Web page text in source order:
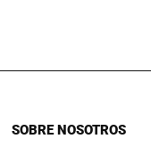
SOBRE NOSOTROS